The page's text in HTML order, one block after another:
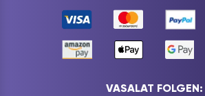
VASALAT FOLGEN: